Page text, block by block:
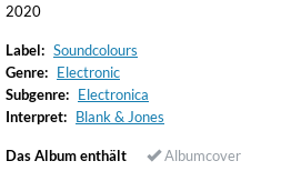
2020
Label: Soundcolours
Genre: Electronic
Subgenre: Electronica
Interpret: Blank & Jones
Das Album enthält Albumcover